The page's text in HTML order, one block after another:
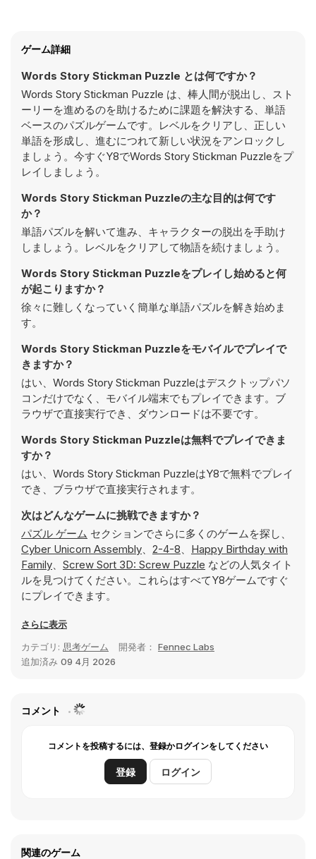
ゲーム詳細
Words Story Stickman Puzzle とは何ですか？
Words Story Stickman Puzzle は、棒人間が脱出し、スト
ーリーを進めるのを助けるために課題を解決する、単語
ベースのパズルゲームです。レベルをクリアし、正しい
単語を形成し、進むにつれて新しい状況をアンロックし
ましょう。今すぐY8でWords Story Stickman Puzzleをプ
レイしましょう。
Words Story Stickman Puzzleの主な目的は何です
か？
単語パズルを解いて進み、キャラクターの脱出を手助け
しましょう。レベルをクリアして物語を続けましょう。
Words Story Stickman Puzzleをプレイし始めると何
が起こりますか？
徐々に難しくなっていく簡単な単語パズルを解き始めま
す。
Words Story Stickman Puzzleをモバイルでプレイで
きますか？
はい、Words Story Stickman Puzzleはデスクトップパソ
コンだけでなく、モバイル端末でもプレイできます。ブ
ラウザで直接実行でき、ダウンロードは不要です。
Words Story Stickman Puzzleは無料でプレイできま
すか？
はい、Words Story Stickman PuzzleはY8で無料でプレイ
でき、ブラウザで直接実行されます。
次はどんなゲームに挑戦できますか？
パズル ゲーム セクションでさらに多くのゲームを探し、
Cyber Unicorn Assembly、 2-4-8、 Happy Birthday with
Family、 Screw Sort 3D: Screw Puzzle などの人気タイト
ルを見つけてください。これらはすべてY8ゲームですぐ
にプレイできます。
さらに表示
カテゴリ: 思考ゲーム 開発者： Fennec Labs
追加済み 09 4月 2026
コメント
コメントを投稿するには、登録かログインをしてください
登録 ログイン
関連のゲーム